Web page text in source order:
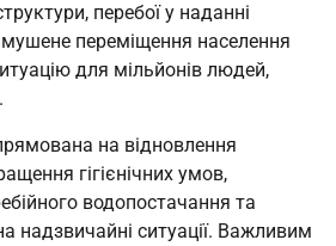
перебої у наданні
переміщення населення
для мільйонів людей,
на відновлення
гігієнічних умов,
водопостачання та
надзвичайні ситуації. Важливим